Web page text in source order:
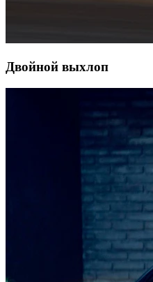
Двойной выхлоп